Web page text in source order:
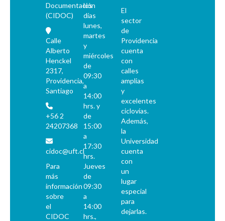
Documentación
(CIDOC)
Calle
Alberto
Henckel
2317,
Providencia,
Santiago
+56 2
24207368
cidoc@uft.cl
Para
más
información
sobre
el
CIDOC
los
días
lunes,
martes
y
miércoles
de
09:30
a
14:00
hrs. y
de
15:00
a
17:30
hrs.
Jueves
de
09:30
a
14:00
hrs.,
El
sector
de
Providencia
cuenta
con
calles
amplias
y
excelentes
ciclovías.
Además,
la
Universidad
cuenta
con
un
lugar
especial
para
dejarlas.